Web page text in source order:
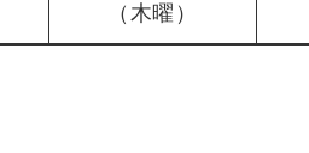
（木曜）